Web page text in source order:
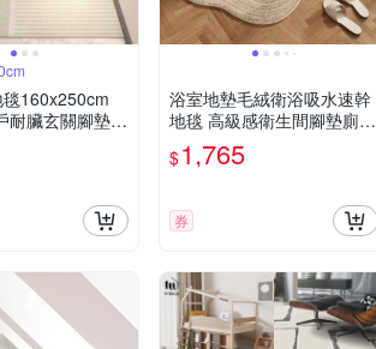
毯160x250cm
耐臟玄關腳墊
利時絨地毯 進門
浴室地墊毛絨衛浴吸水速幹
地毯 高級感衛生間腳墊廁所
門口防滑墊 80*120CM
$1,765
券